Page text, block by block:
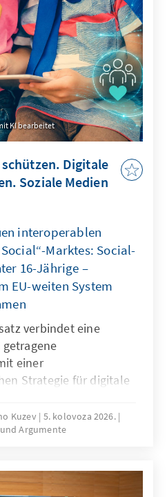
KI bearbeitet
Digitale
Soziale Medien
interoperablen
Marktes: Social-
16-Jährige –
EU-weiten System
verbindet eine
einer
Strategie für digitale
viele Staaten auf
und die
einem EU-weiten
verbunden
Kuzev 5. kolovoza 2026.
Argumente